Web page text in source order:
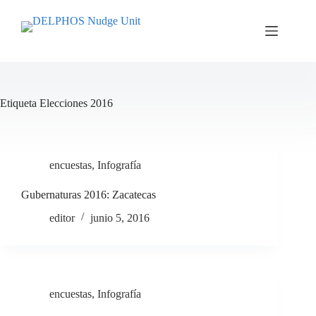
contenido
Etiqueta Elecciones 2016
encuestas, Infografía
Gubernaturas 2016: Zacatecas
editor
junio 5, 2016
encuestas, Infografía